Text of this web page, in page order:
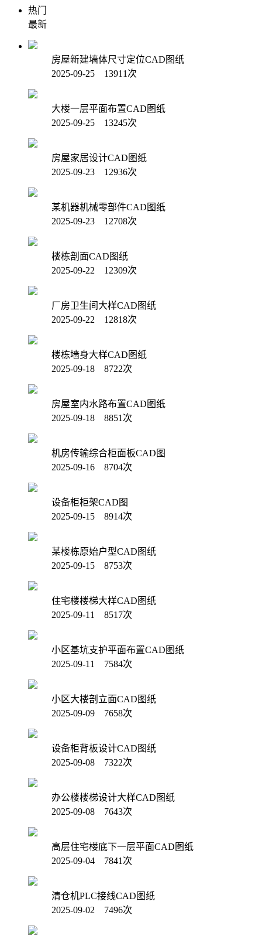
热门
最新
房屋新建墙体尺寸定位CAD图纸
2025-09-25 13911次
大楼一层平面布置CAD图纸
2025-09-25 13245次
房屋家居设计CAD图纸
2025-09-23 12936次
某机器机械零部件CAD图纸
2025-09-23 12708次
楼栋剖面CAD图纸
2025-09-22 12309次
厂房卫生间大样CAD图纸
2025-09-22 12818次
楼栋墙身大样CAD图纸
2025-09-18 8722次
房屋室内水路布置CAD图纸
2025-09-18 8851次
机房传输综合柜面板CAD图
2025-09-16 8704次
设备柜柜架CAD图
2025-09-15 8914次
某楼栋原始户型CAD图纸
2025-09-15 8753次
住宅楼楼梯大样CAD图纸
2025-09-11 8517次
小区基坑支护平面布置CAD图纸
2025-09-11 7584次
小区大楼剖立面CAD图纸
2025-09-09 7658次
设备柜背板设计CAD图纸
2025-09-08 7322次
办公楼楼梯设计大样CAD图纸
2025-09-08 7643次
高层住宅楼底下一层平面CAD图纸
2025-09-04 7841次
清仓机PLC接线CAD图纸
2025-09-02 7496次